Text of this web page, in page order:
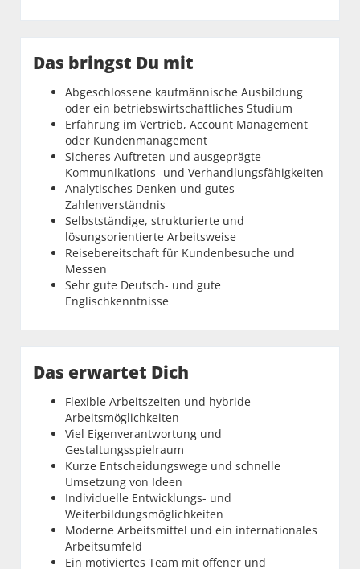
Das bringst Du mit
Abgeschlossene kaufmännische Ausbildung
oder ein betriebswirtschaftliches Studium
Erfahrung im Vertrieb, Account Management
oder Kundenmanagement
Sicheres Auftreten und ausgeprägte
Kommunikations- und Verhandlungsfähigkeiten
Analytisches Denken und gutes
Zahlenverständnis
Selbstständige, strukturierte und
lösungsorientierte Arbeitsweise
Reisebereitschaft für Kundenbesuche und
Messen
Sehr gute Deutsch- und gute
Englischkenntnisse
Das erwartet Dich
Flexible Arbeitszeiten und hybride
Arbeitsmöglichkeiten
Viel Eigenverantwortung und
Gestaltungsspielraum
Kurze Entscheidungswege und schnelle
Umsetzung von Ideen
Individuelle Entwicklungs- und
Weiterbildungsmöglichkeiten
Moderne Arbeitsmittel und ein internationales
Arbeitsumfeld
Ein motiviertes Team mit offener und